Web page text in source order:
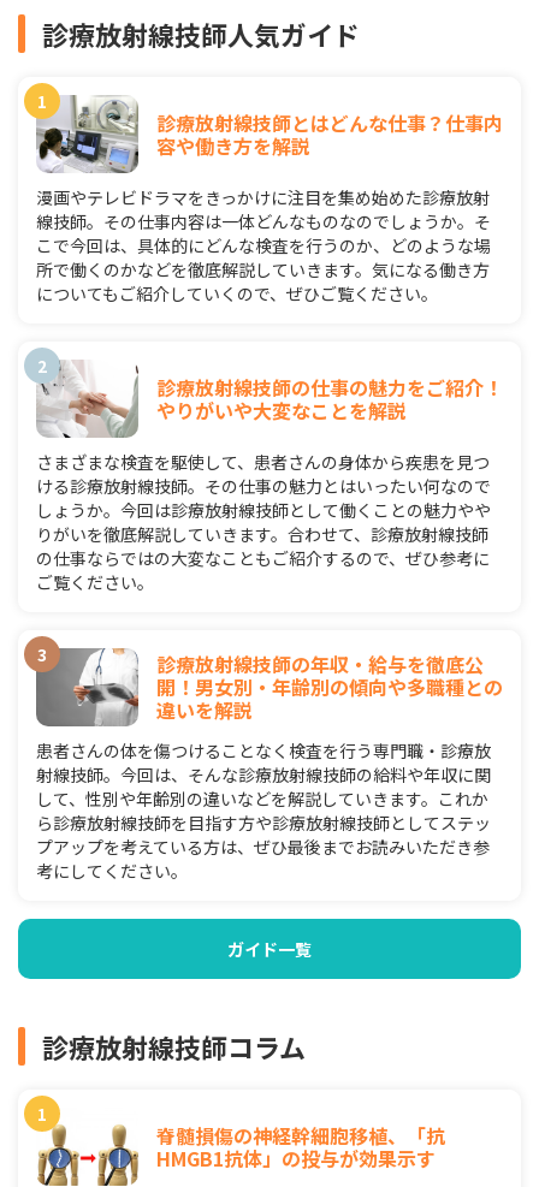
診療放射線技師人気ガイド
診療放射線技師とはどんな仕事？仕事内
容や働き方を解説
漫画やテレビドラマをきっかけに注目を集め始めた診療放射
線技師。その仕事内容は一体どんなものなのでしょうか。そ
こで今回は、具体的にどんな検査を行うのか、どのような場
所で働くのかなどを徹底解説していきます。気になる働き方
についてもご紹介していくので、ぜひご覧ください。
診療放射線技師の仕事の魅力をご紹介！
やりがいや大変なことを解説
さまざまな検査を駆使して、患者さんの身体から疾患を見つ
ける診療放射線技師。その仕事の魅力とはいったい何なので
しょうか。今回は診療放射線技師として働くことの魅力やや
りがいを徹底解説していきます。合わせて、診療放射線技師
の仕事ならではの大変なこともご紹介するので、ぜひ参考に
ご覧ください。
診療放射線技師の年収・給与を徹底公
開！男女別・年齢別の傾向や多職種との
違いを解説
患者さんの体を傷つけることなく検査を行う専門職・診療放
射線技師。今回は、そんな診療放射線技師の給料や年収に関
して、性別や年齢別の違いなどを解説していきます。これか
ら診療放射線技師を目指す方や診療放射線技師としてステッ
プアップを考えている方は、ぜひ最後までお読みいただき参
考にしてください。
ガイド一覧
診療放射線技師コラム
脊髄損傷の神経幹細胞移植、「抗
HMGB1抗体」の投与が効果示す